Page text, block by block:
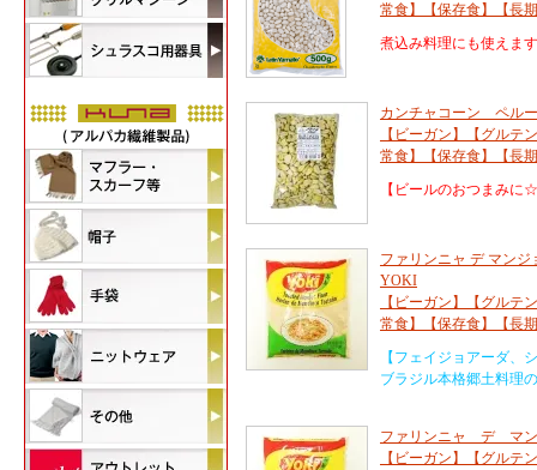
常食】【保存食】【長
煮込み料理にも使えます
カンチャコーン ペル
【ビーガン】【グルテ
常食】【保存食】【長
【ビールのおつまみに
ファリンニャ デ マンジ
YOKI
【ビーガン】【グルテ
常食】【保存食】【長
【フェイジョアーダ、
ブラジル本格郷土料理
ファリンニャ デ マン
【ビーガン】【グルテ